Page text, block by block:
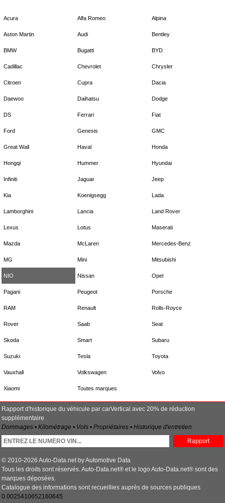
Acura Alfa Romeo Alpina
Aston Martin Audi Bentley
BMW Bugatti BYD
Cadillac Chevrolet Chrysler
Citroen Cupra Dacia
Daewoo Daihatsu Dodge
DS Ferrari Fiat
Ford Genesis GMC
Great Wall Haval Honda
Hongqi Hummer Hyundai
Infiniti Jaguar Jeep
Kia Koenigsegg Lada
Lamborghini Lancia Land Rover
Lexus Lotus Maserati
Mazda McLaren Mercedes-Benz
MG Mini Mitsubishi
NIO Nissan Opel
Pagani Peugeot Porsche
RAM Renault Rolls-Royce
Rover Saab Seat
Skoda Smart Subaru
Suzuki Tesla Toyota
Vauxhall Volkswagen Volvo
Xiaomi Toutes marques
Rapport d'historique du véhicule par carVertical avec 20% de réduction
supplémentaire
Dommages • Kilométrage • Vols • Propriétaires • Historique d'entretien
Rapport
© 2010-2026 Auto-Data.net by Automotive Data
Tous les droits sont réservés. Auto-Data.net® et le logo Auto-Data.net® sont des
marques déposées.
Catalogue des informations sont recueillies auprès de sources publiques
0.0025410652160645